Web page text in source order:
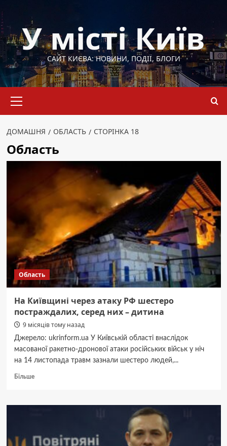
до
вмістуУ місті Київ
САЙТ КИЄВА: НОВИНИ, ПОДІЇ, БЛОГИ
меню
ДОМАШНЯ ОБЛАСТЬ СТОРІНКА 18
Область
Область
На Київщині через атаку РФ шестеро
постраждалих, серед них – дитина
9 місяців тому назад
Джерело: ukrinform.ua У Київській області внаслідок
масованої ракетно-дронової атаки російських військ у ніч
на 14 листопада травм зазнали шестеро людей,...
БільшеДокладніше
Київщині
шестеро